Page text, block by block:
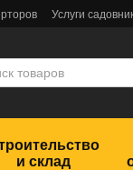
Услуги
и склад